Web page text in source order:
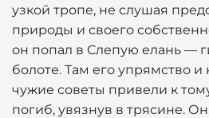
узкой тропе, не слушая
природы и своего
он попал в Слепую елань —
болоте. Там его упрямство
чужие советы привели к
погиб, увязнув в трясине.